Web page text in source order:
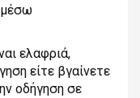
μέσω
ελαφριά,
είτε βγαίνετε
οδήγηση σε